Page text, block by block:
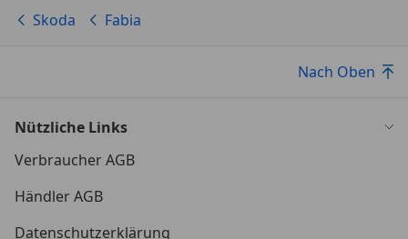
Skoda Fabia
Nach Oben
Nützliche Links
Verbraucher AGB
Händler AGB
Datenschutzerklärung